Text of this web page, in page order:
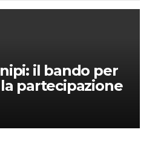
il bando per
partecipazione
Grant